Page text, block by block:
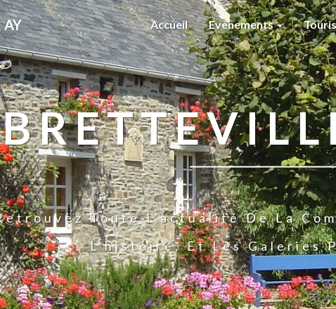
AY Accueil Evènements
Toute L'actualité De La
L'histoire, Et Les Galeries